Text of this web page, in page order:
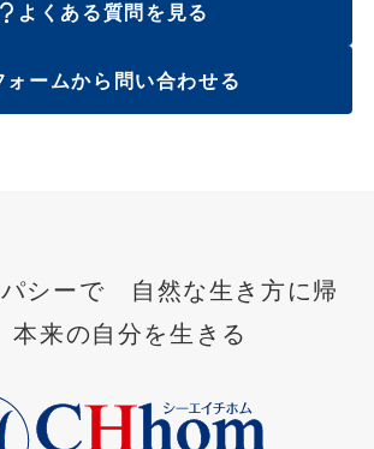
よくある質問を見る
ォームから問い合わせる
シーで 自然な生き方に帰
来の自分を生きる